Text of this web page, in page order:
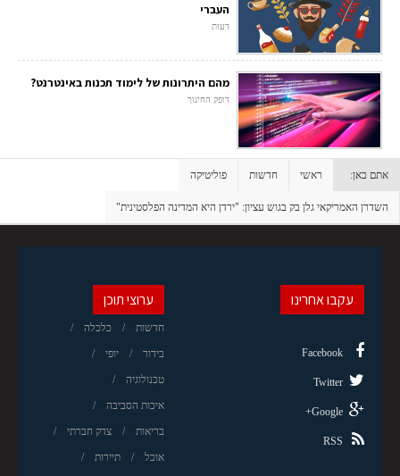
העברי
דעות
מהם היתרונות של לימוד תכנות באינטרנט?
דופק החינוך
אתם כאן: ראשי חדשות פוליטיקה
השדרן האמריקאי גלן בק בגוש עציון: "ירדן היא המדינה הפלסטינית"
ערוצי תוכן
חדשות כלכלה
בידור יופי
טכנולוגיה
איכות הסביבה
בריאות צדק חברתי
אוכל תיירות
עקבו אחרינו
Facebook
Twitter
Google+
RSS